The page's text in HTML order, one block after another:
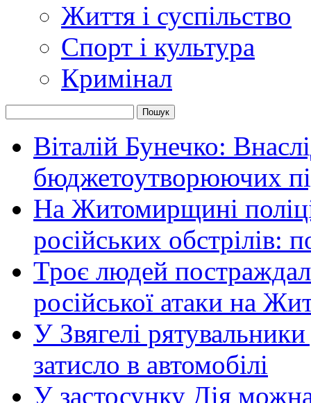
Життя і суспільство
Спорт і культура
Кримінал
Віталій Бунечко:
бюджетоутворюючих
На Житомирщині
російських обстрілів:
Троє людей
російської атаки на
У Звягелі
затисло в автомобілі
У застосунку Дія